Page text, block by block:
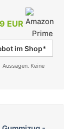
EUR
im Shop*
Keine